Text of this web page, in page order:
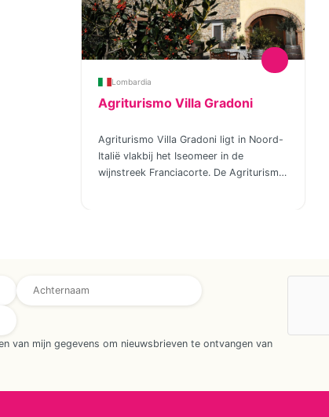
Lombardia
Agriturismo Villa Gradoni
Agriturismo Villa Gradoni ligt in Noord-
Italië vlakbij het Iseomeer in de
wijnstreek Franciacorte. De Agriturismo
speeltuintje en -veldje. Voor het diner
terecht waar je kunt genieten van lokale
van mijn gegevens om nieuwsbrieven te ontvangen van